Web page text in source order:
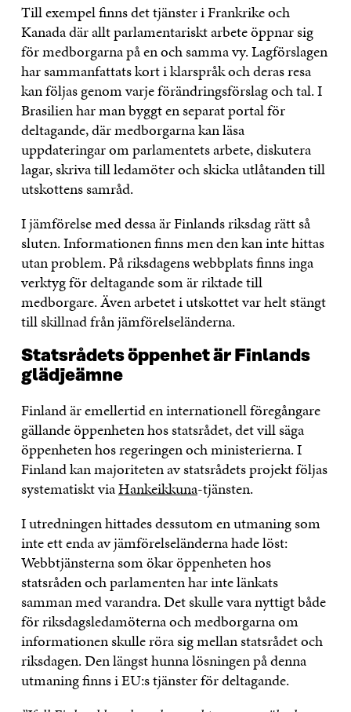
Till exempel finns det tjänster i Frankrike och
Kanada där allt parlamentariskt arbete öppnar sig
för medborgarna på en och samma vy. Lagförslagen
har sammanfattats kort i klarspråk och deras resa
kan följas genom varje förändringsförslag och tal. I
Brasilien har man byggt en separat portal för
deltagande, där medborgarna kan läsa
uppdateringar om parlamentets arbete, diskutera
lagar, skriva till ledamöter och skicka utlåtanden till
utskottens samråd.
I jämförelse med dessa är Finlands riksdag rätt så
sluten. Informationen finns men den kan inte hittas
utan problem. På riksdagens webbplats finns inga
verktyg för deltagande som är riktade till
medborgare. Även arbetet i utskottet var helt stängt
till skillnad från jämförelseländerna.
Statsrådets öppenhet är Finlands
glädjeämne
Finland är emellertid en internationell föregångare
gällande öppenheten hos statsrådet, det vill säga
öppenheten hos regeringen och ministerierna. I
Finland kan majoriteten av statsrådets projekt följas
systematiskt viaHankeikkuna-tjänsten.
I utredningen hittades dessutom en utmaning som
inte ett enda av jämförelseländerna hade löst:
Webbtjänsterna som ökar öppenheten hos
statsråden och parlamenten har inte länkats
samman med varandra. Det skulle vara nyttigt både
för riksdagsledamöterna och medborgarna om
informationen skulle röra sig mellan statsrådet och
riksdagen. Den längst hunna lösningen på denna
utmaning finns i EU:s tjänster för deltagande.